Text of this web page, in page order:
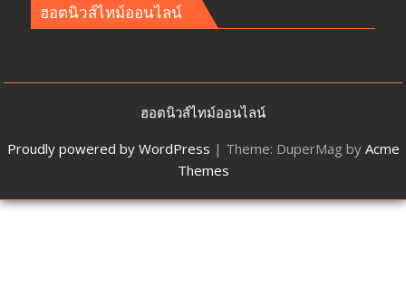
ฮอตนิวส์ไทม์ออนไลน์
ฮอตนิวส์ไทม์ออนไลน์
Proudly powered by WordPress | Theme: DuperMag by Acme
Themes